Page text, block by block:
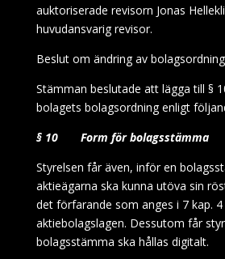
auktoriserade revisorn Jonas
huvudansvarig revisor.
Beslut om ändring av
Stämman beslutade att lägga till §
bolagets bolagsordning enligt
§ 10 Form för bolagsstämma
Styrelsen får även, inför en
aktieägarna ska kunna utöva sin
det förfarande som anges i 7 kap.
aktiebolagslagen. Dessutom får
bolagsstämma ska hållas digitalt.